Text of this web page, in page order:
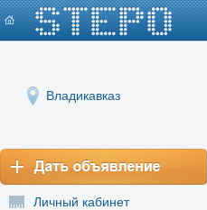
Владикавказ
Личный кабинет